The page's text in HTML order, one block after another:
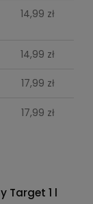
14,99 zł
14,99 zł
17,99 zł
17,99 zł
Target 1 l